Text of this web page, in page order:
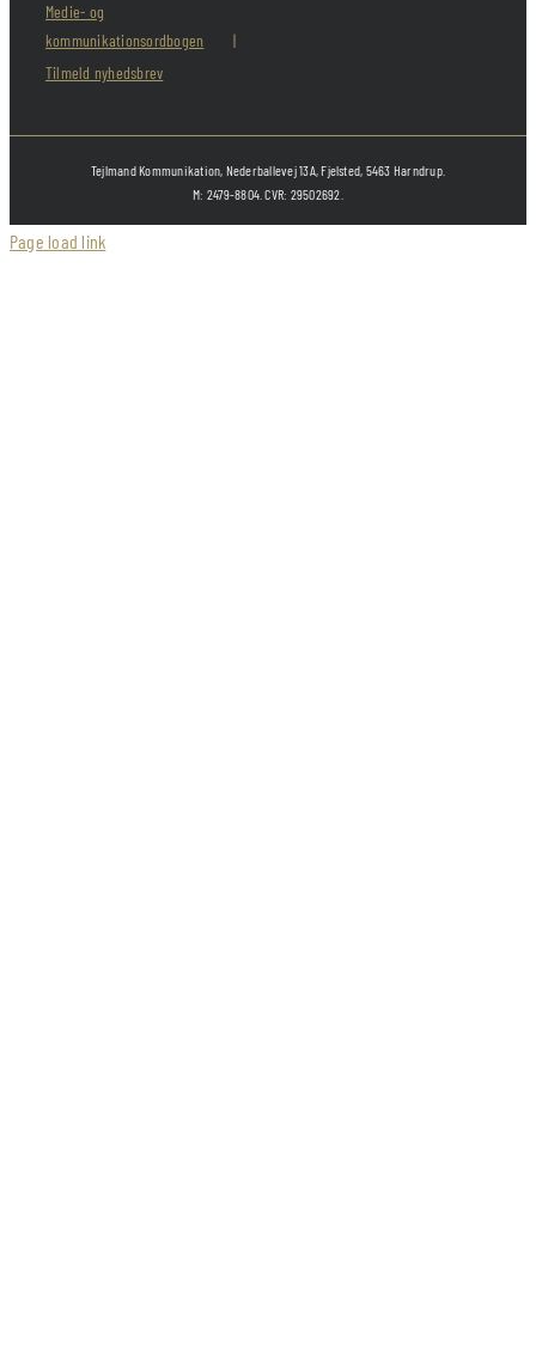
Medie- og
kommunikationsordbogen
Tilmeld nyhedsbrev
Tejlmand Kommunikation, Nederballevej 13A, Fjelsted, 5463 Harndrup.
M: 2479-8804. CVR: 29502692.
Page load link